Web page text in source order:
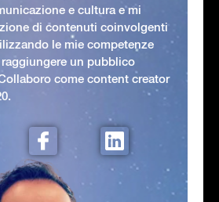
e cultura e mi
di contenuti coinvolgenti
le mie competenze
un pubblico
come content creator